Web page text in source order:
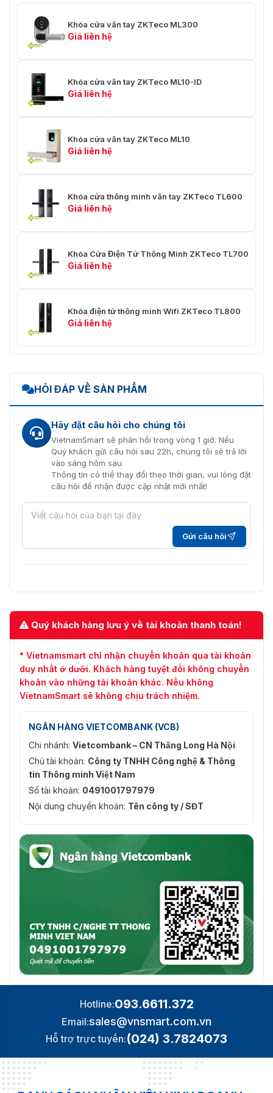
Khóa cửa vân tay ZKTeco ML300
Giá liên hệ
Khóa cửa vân tay ZKTeco ML10-ID
Giá liên hệ
Khóa cửa vân tay ZKTeco ML10
Giá liên hệ
Khóa cửa thông minh vân tay ZKTeco TL600
Giá liên hệ
Khóa Cửa Điện Tử Thông Minh ZKTeco TL700
Giá liên hệ
Khóa điện tử thông minh Wifi ZKTeco TL800
Giá liên hệ
HỎI ĐÁP VỀ SẢN PHẨM
Hãy đặt câu hỏi cho chúng tôi
VietnamSmart sẽ phản hồi trong vòng 1 giờ. Nếu
Quý khách gửi câu hỏi sau 22h, chúng tôi sẽ trả lời
vào sáng hôm sau.
Thông tin có thể thay đổi theo thời gian, vui lòng đặt
câu hỏi để nhận được cập nhật mới nhất!
Gửi câu hỏi
Quý khách hàng lưu ý về tài khoản thanh toán!
* Vietnamsmart chỉ nhận chuyển khoản qua tài khoản
duy nhất ở dưới. Khách hàng tuyệt đối không chuyển
khoản vào những tài khoản khác. Nếu không
VietnamSmart sẽ không chịu trách nhiệm.
NGÂN HÀNG VIETCOMBANK (VCB)
Chi nhánh: Vietcombank – CN Thăng Long Hà Nội
Chủ tài khoản: Công ty TNHH Công nghệ & Thông
tin Thông minh Việt Nam
Số tài khoản: 0491001797979
Nội dung chuyển khoản: Tên công ty / SĐT
Hotline:093.6611.372
Email:sales@vnsmart.com.vn
Hỗ trợ trực tuyến:(024) 3.7824073